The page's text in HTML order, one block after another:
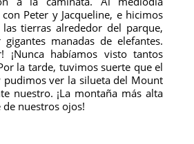
Peter y Jacqueline, e hicimos
tierras alrededor del parque,
manadas de elefantes.
¡Nunca habíamos visto tantos
la tarde, tuvimos suerte que el
pudimos ver la silueta del Mount
nuestro. ¡La montaña más alta
nuestros ojos!